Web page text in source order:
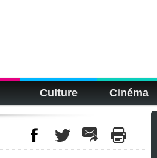
Culture Cinéma